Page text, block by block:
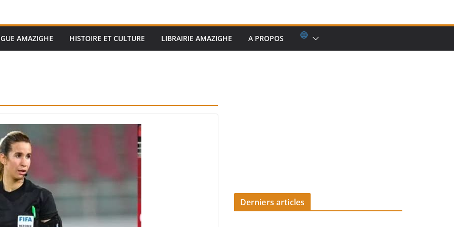
AMAZIGHE HISTOIRE ET CULTURE LIBRAIRIE AMAZIGHE A PROPOS
Derniers articles